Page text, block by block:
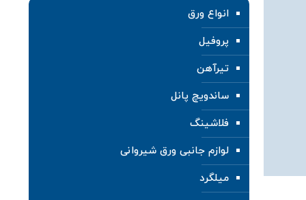
انواع ورق
پروفیل
تیرآهن
ساندویچ پانل
فلاشینگ
لوازم جانبی ورق شیروانی
میلگرد